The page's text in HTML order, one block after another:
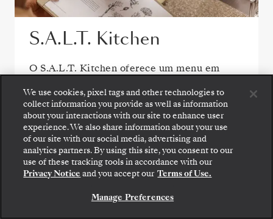
S.A.L.T. Kitchen
O S.A.L.T. Kitchen oferece um menu em
especialidades regionais e sabores locais,
todos confecionados com ingredientes de
origem responsável. Com 160 vinhos
regionais para acompanhar, permite-lhe
desfrutar de uma viagem gastronómica
imersiva no mar.
Embarque: escolha sua suíte e confira as tarifas e
os serviços inclusos antes de confirmar com
segurança sua viagem com a Silversea.
RESERVE A SUA SUITE
We use cookies, pixel tags and other technologies to
collect information you provide as well as information
about your interactions with our site to enhance user
experience. We also share information about your use
of our site with our social media, advertising and
analytics partners. By using this site, you consent to our
use of these tracking tools in accordance with our
Privacy Notice and you accept our Terms of Use.
Manage Preferences